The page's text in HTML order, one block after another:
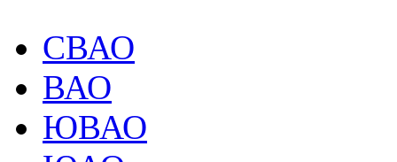
СВАО
ВАО
ЮВАО